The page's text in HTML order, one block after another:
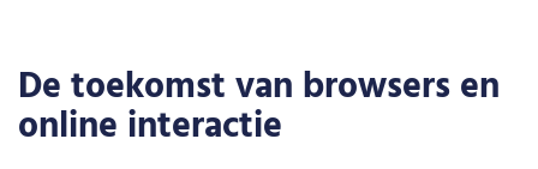
De toekomst van browsers en
online interactie